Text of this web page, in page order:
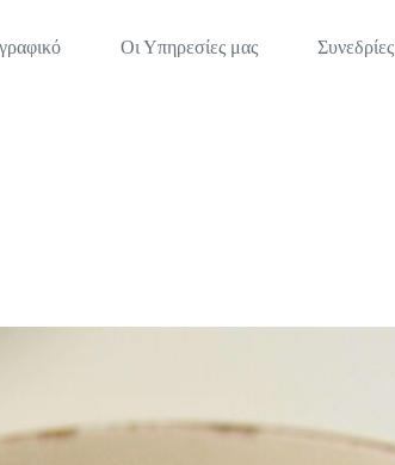
Οι Υπηρεσίες μας Συνεδρίες